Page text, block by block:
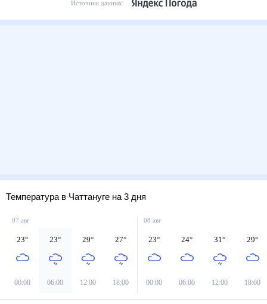
Источник данных
Температура в Чаттануге на 3 дня
07 авг
23°
00:00
23°
06:00
29°
12:00
27°
18:00
08 авг
23°
00:00
24°
06:00
31°
12:00
29°
18:00